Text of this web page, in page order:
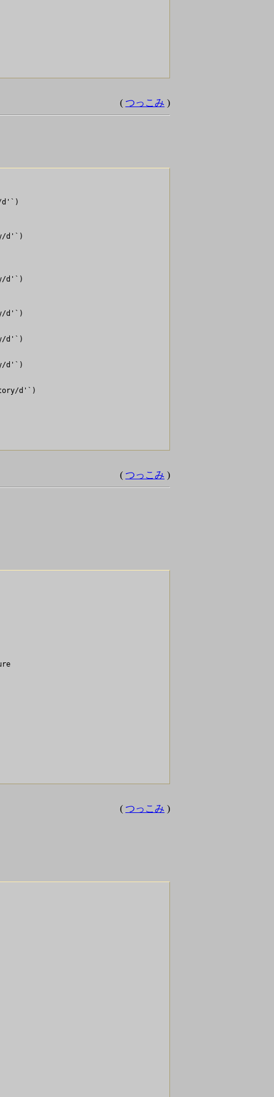
( つっこみ )
d'`)
d'`)
d'`)
d'`)
d'`)
d'`)
( つっこみ )
( つっこみ )